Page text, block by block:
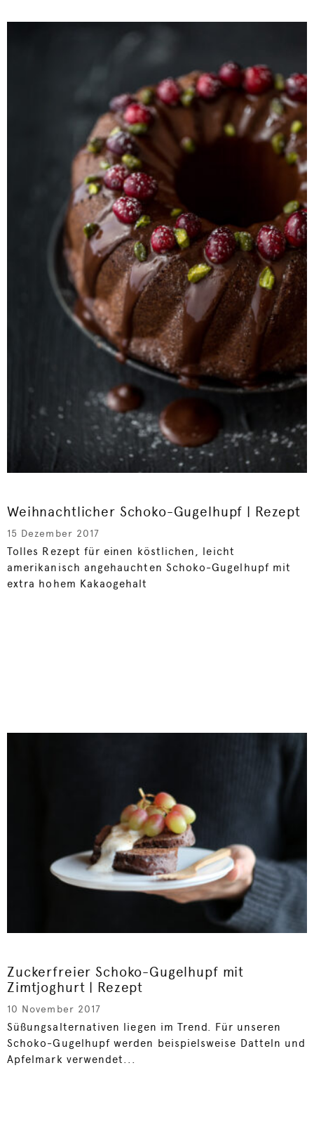
Weihnachtlicher Schoko-Gugelhupf | Rezept
15 Dezember 2017
Tolles Rezept für einen köstlichen, leicht
amerikanisch angehauchten Schoko-Gugelhupf mit
extra hohem Kakaogehalt
Zuckerfreier Schoko-Gugelhupf mit
Zimtjoghurt | Rezept
10 November 2017
Süßungsalternativen liegen im Trend. Für unseren
Schoko-Gugelhupf werden beispielsweise Datteln und
Apfelmark verwendet...